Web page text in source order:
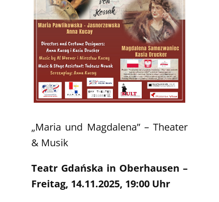
„Maria und Magdalena” – Theater
& Musik
Teatr Gdańska in Oberhausen –
Freitag, 14.11.2025, 19:00 Uhr